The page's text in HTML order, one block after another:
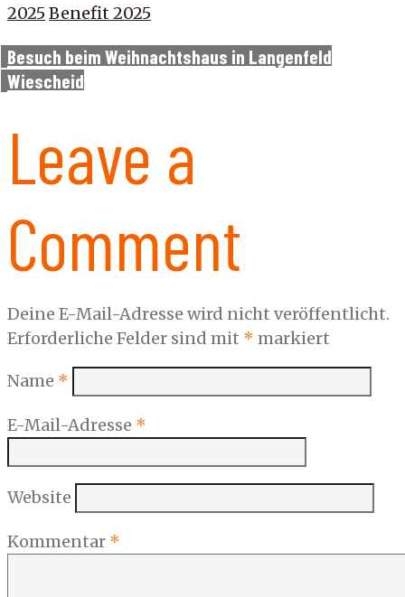
2025 Benefit 2025
Besuch beim Weihnachtshaus in Langenfeld
Wiescheid
Leave a
Comment
Deine E-Mail-Adresse wird nicht veröffentlicht.
Erforderliche Felder sind mit * markiert
Name *
E-Mail-Adresse *
Website
Kommentar *